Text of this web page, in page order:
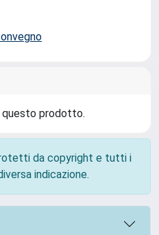
questo prodotto.
da copyright e tutti i
indicazione.